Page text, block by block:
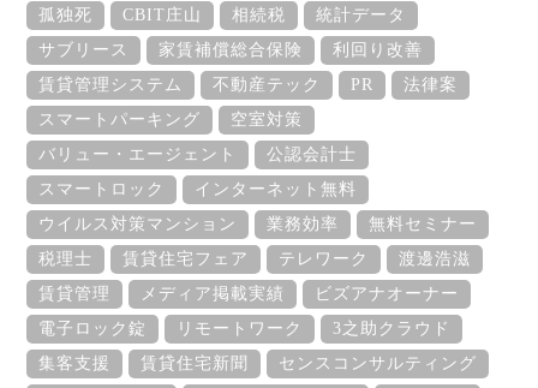
孤独死
CBIT庄山 相続税
統計データ
サブリース
家賃補償総合保険
利回り改善
賃貸管理システム
不動産テック PR
法律案
スマートパーキング
空室対策
バリュー・エージェント
公認会計士
スマートロック
インターネット無料
ウイルス対策マンション
業務効率
無料セミナー
税理士
賃貸住宅フェア テレワーク
渡邊浩滋
賃貸管理
メディア掲載実績
ビズアナオーナー
電子ロック錠
リモートワーク
3之助クラウド
集客支援
賃貸住宅新聞
センスコンサルティング